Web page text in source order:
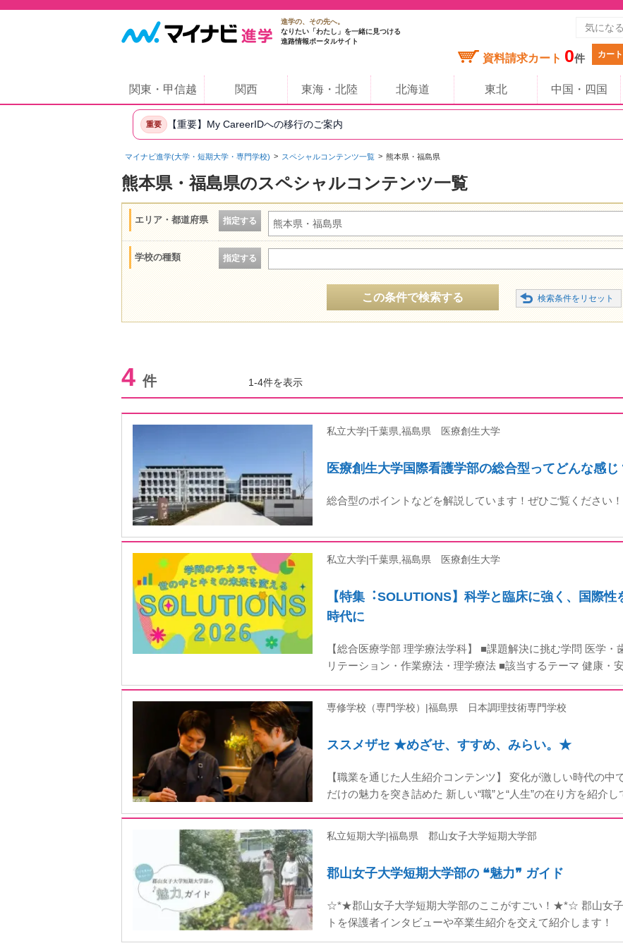
進学の、その先へ。
なりたい「わたし」を一緒に見つける
進路情報ポータルサイト
資料請求カート 0件 カー
関東・甲信越 関西 東海・北陸 北海道 東北 中国・四国
重要 【重要】My CareerIDへの移行のご案内
マイナビ進学(大学・短期大学・専門学校) スペシャルコンテンツ一覧 熊本県・福島県
熊本県・福島県のスペシャルコンテンツ一覧
エリア・都道府県 指定する 熊本県・福島県
学校の種類 指定する
この条件で検索する
4 件 1-4件を表示
私立大学|千葉県,福島県 医療創生大学
医療創生大学国際看護学部の総合型ってどんな感じ
総合型のポイントなどを解説しています！ぜひご覧ください！
私立大学|千葉県,福島県 医療創生大学
【特集︓SOLUTIONS】科学と臨床に強く、国際
時代に
【総合医療学部 理学療法学科】 ■課題解決に挑む学問 医学
リテーション・作業療法・理学療法 ■該当するテーマ 健康・
専修学校（専門学校）|福島県 日本調理技術専門学校
ススメザセ ★めざせ、すすめ、みらい。★
【職業を通じた人生紹介コンテンツ】 変化が激しい時代の
だけの魅力を突き詰めた 新しい“職”と“人生”の在り方を紹介し
私立短期大学|福島県 郡山女子大学短期大学部
郡山女子大学短期大学部の ❝魅力❞ ガイド
☆*★郡山女子大学短期大学部のここがすごい！★*☆ 郡山女子
トを保護者インタビューや卒業生紹介を交えて紹介します！